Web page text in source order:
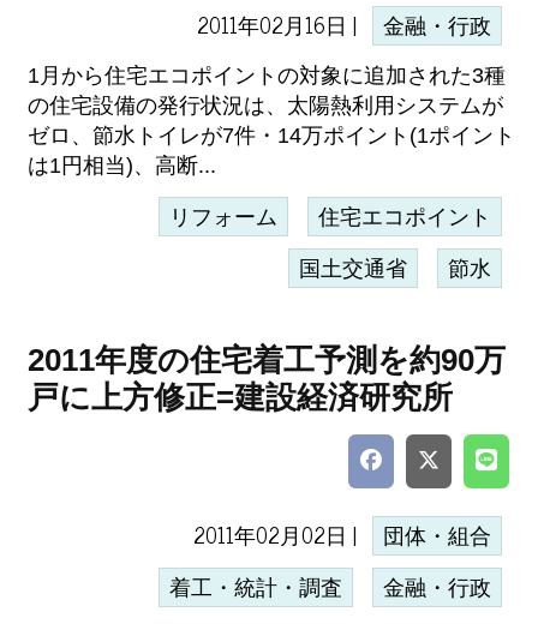
2011年02月16日 | 金融・行政
1月から住宅エコポイントの対象に追加された3種
の住宅設備の発行状況は、太陽熱利用システムが
ゼロ、節水トイレが7件・14万ポイント(1ポイント
は1円相当)、高断...
リフォーム 住宅エコポイント
国土交通省 節水
2011年度の住宅着工予測を約90万
戸に上方修正=建設経済研究所
2011年02月02日 | 団体・組合
着工・統計・調査 金融・行政